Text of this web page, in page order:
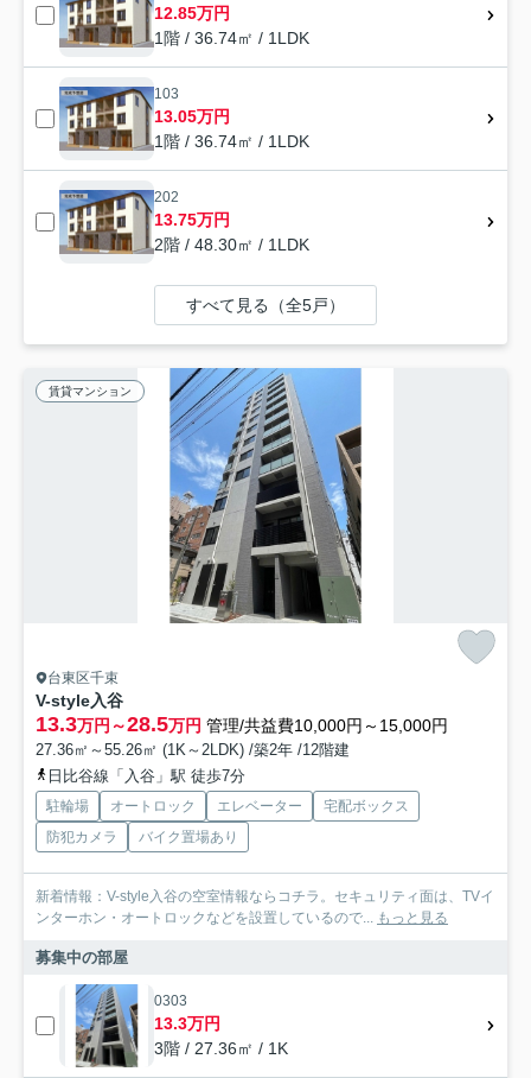
12.85万円
1階 / 36.74㎡ / 1LDK
103
13.05万円
1階 / 36.74㎡ / 1LDK
202
13.75万円
2階 / 48.30㎡ / 1LDK
すべて見る（全5戸）
賃貸マンション
台東区千束
V-style入谷
13.3万円～28.5万円 管理/共益費10,000円～15,000円
27.36㎡～55.26㎡ (1K～2LDK) /築2年 /12階建
日比谷線「入谷」駅 徒歩7分
駐輪場 オートロック エレベーター
宅配ボックス
防犯カメラ
バイク置場あり
新着情報：V-style入谷の空室情報ならコチラ。セキュリティ面は、TVイ
ンターホン・オートロックなどを設置しているので... もっと見る
募集中の部屋
0303
13.3万円
3階 / 27.36㎡ / 1K